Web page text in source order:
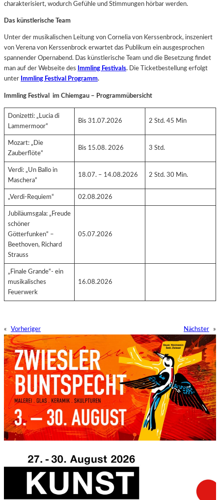
charakterisiert, wodurch Gefühle und Stimmungen hörbar werden.
Das künstlerische Team
Unter der musikalischen Leitung von Cornelia von Kerssenbrock, inszeniert
von Verena von Kerssenbrock erwartet das Publikum ein ausgesprochen
spannender Opernabend. Das künstlerische Team und die Besetzung findet
man auf der Webseite des Immling Festivals. Die Ticketbestellung erfolgt
unter Immling Festival Programm.
Immling Festival im Chiemgau – Programmübersicht
Donizetti: „Lucia di
Lammermoor“
Bis 31.07.2026 2 Std. 45 Min
Mozart: „Die
Zauberflöte“
Bis 15.08. 2026 3 Std.
Verdi: „Un Ballo in
Maschera“
18.07. – 14.08.2026 2 Std. 30 Min.
„Verdi-Requiem“ 02.08.2026
Jubiläumsgala: „Freude
schöner
Götterfunken“ –
Beethoven, Richard
Strauss
05.07.2026
„Finale Grande“- ein
musikalisches
Feuerwerk
16.08.2026
« Vorheriger Nächster »